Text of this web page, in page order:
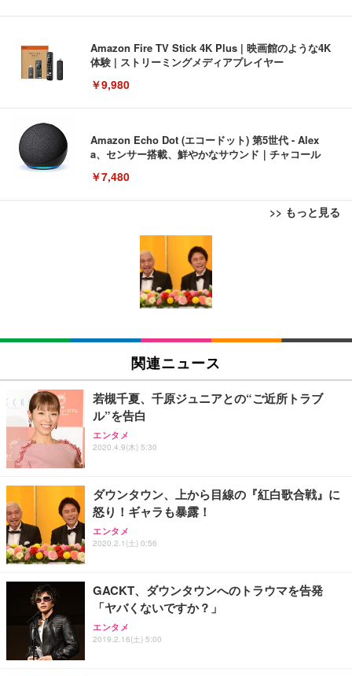
Amazon Fire TV Stick 4K Plus | 映画館のような4K
体験 | ストリーミングメディアプレイヤー
￥9,980
Amazon Echo Dot (エコードット) 第5世代 - Alex
a、センサー搭載、鮮やかなサウンド｜チャコール
￥7,480
>> もっと見る
[EdoErgo] オフィスチェア 椅子 テレワーク 疲れな
い 跳ね上げ式アームレスト コンパクト 約105度ロッ
キング pc 事務椅子 360度回転 座面昇降 強化ナイロ
ン樹脂ベース 通気性メッシュ 在宅ワーク H-WY01
(黒網+黒枠+黒足)
SIHOO B100 オフィスチェア／デスクチェア メッシ
ュチェア 人間工学 疲れない ブラック
￥27,999
Sezlife オフィスチェア デスクチェア 疲れない テレ
ワーク チェア 強化バックレスト 30度ロッキング機
能 人間工学 椅子 腰サポート 90度跳ね上げ式アーム
務用 おしゃれ パソコンチェア (ブラック)
Sezlife オフィスチェア デスクチェア 疲れない テレ
ワーク チェア 強化バックレスト 30度ロッキング機
能 人間工学 椅子 腰サポート 90度跳ね上げ式アーム
務用 おしゃれ パソコンチェア (ホワイト)
ANDWINT オフィスチェア デスクチェア 肘なし メ
ッシュ 通気性 ランバーサポート付き 腰サポート ガ
ス圧無段階昇降 360度回転 キャスター付き コンパク
EIZO ビジネス向けプレミアムモニター | FlexScan
EV3240X-WT | 31.5型4K UHD・USB Type-C・ホワ
￥105,595
EIZO ビジネス向けプレミアムモニター | FlexScan
￥109,572
【純正品】27"ゲーミングモニター DualSense 充電
フック付き（CFI-ZDM1J）
【整備済み品】Dell E2724HS 27インチ 液晶モニタ
ー フルHD（1920×1080）VA 非光沢 HDMI/DisplayP
ort/VGA スピーカー内蔵 高さ調整 スイベル VESA対
【MiniLED/24.5inch/280Hz/FHD】GRAPHT THE S
HOOTER Gaming Monitor 24” Essential ゲーミン
グモニター QD 24.5インチ 1ms FHD 量子ドット 残
Amazonベーシック ペットシーツ 薄型 レギュラー 1
回使い捨て 無香料 ホワイト 300枚
Amazonベーシック ペットシーツ 厚型 ワイド 42枚
x2袋(84枚) ホワイト(吸収面:ライトブルー)
￥3,234
ネオ・ルーライフ ネオ・オムツ L 中型犬用 26枚入
り 単品
Smart Basic(スマートベーシック) 【Amazon.co.jp
限定】 Smart Basic アイリスオーヤマ ペットシーツ
超厚型 お徳用 ワイド 100枚入 (x 1) (ケース販売)
アイリスオーヤマ ペットシーツ 超厚型 お徳用 レギ
ュラー 200枚入【Amazon.co.jp限定】
関連ニュース
若槻千夏、千原ジュニアとの“ご近所トラブ
ル”を告白
エンタメ
2020.4.9(木) 5:30
ダウンタウン、上から目線の『紅白歌合戦』に
怒り！ギャラも暴露！
エンタメ
2020.2.1(土) 0:56
GACKT、ダウンタウンへのトラウマを告発
「ヤバくないですか？」
エンタメ
2019.2.16(土) 5:00